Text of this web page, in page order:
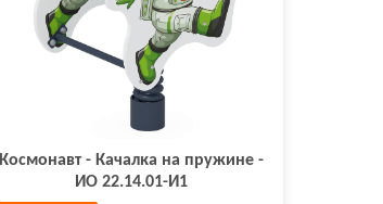
Космонавт - Качалка на пружине -
ИО 22.14.01-И1